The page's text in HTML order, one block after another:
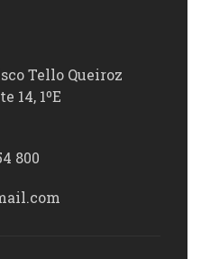
Tello Queiroz
14, 1ºE
800